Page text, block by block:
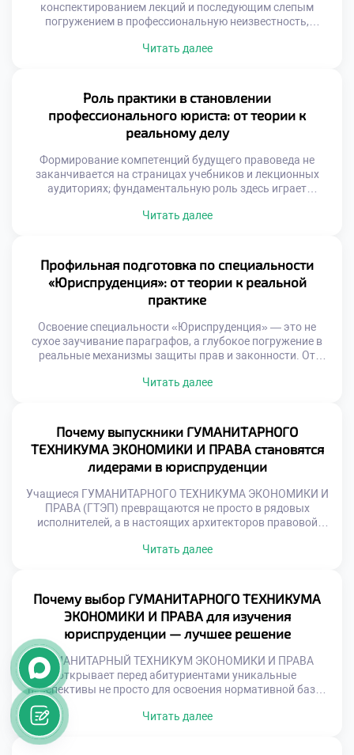
конспектированием лекций и последующим слепым
погружением в профессиональную неизвестность,
начинающим правоведам приходится решать куда более
юридической практики. Именно поэтому продуманная
учеба в техникуме сегодня неразрывно связана с
системами наставничества и карьерного трекинга,
которые открывают перед […]
Читать далее
Роль практики в становлении
профессионального юриста: от теории к
реальному делу
Формирование компетенций будущего правоведа не
заканчивается на страницах учебников и лекционных
аудиториях; фундаментальную роль здесь играет
Сталкиваясь с живыми кейсами, стажировками и
критическое мышление и адаптивность. Именно поэтому
качественная учеба в техникуме становится тем самым
надежным трамплином, который […]
Читать далее
Профильная подготовка по специальности
«Юриспруденция»: от теории к реальной
практике
Освоение специальности «Юриспруденция» — это не
сухое заучивание параграфов, а глубокое погружение в
реальные механизмы защиты прав и законности. От
прений, учащиеся учатся не просто размышлять, а
формирования не только высококлассного специалиста,
но и сознательного гражданина, готового нести […]
Читать далее
Почему выпускники ГУМАНИТАРНОГО
ТЕХНИКУМА ЭКОНОМИКИ И ПРАВА становятся
лидерами в юриспруденции
Учащиеся ГУМАНИТАРНОГО ТЕХНИКУМА ЭКОНОМИКИ И
ПРАВА (ГТЭП) превращаются не просто в рядовых
исполнителей, а в настоящих архитекторов правовой
этом учебном заведении каждый элемент
необходимых для стремительного взлета в юридической
сфере. Именно поэтому качественная учеба в техникуме
становится тем самым […]
Читать далее
Почему выбор ГУМАНИТАРНОГО ТЕХНИКУМА
ЭКОНОМИКИ И ПРАВА для изучения
юриспруденции — лучшее решение
ГУМАНИТАРНЫЙ ТЕХНИКУМ ЭКОНОМИКИ И ПРАВА
открывает перед абитуриентами уникальные
перспективы не просто для освоения нормативной базы,
но и для полного погружения в передовую академическую
экосистему. В этих стенах одинаково высоко ценятся как
фундаментальная теория, так и прикладные компетенции,
Читать далее